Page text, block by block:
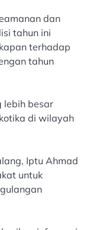
dan
tahun ini
terhadap
tahun
lebih besar
di wilayah
Iptu Ahmad
untuk